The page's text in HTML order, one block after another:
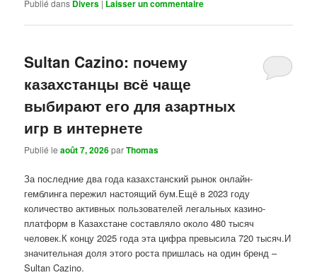
Publié dans Divers | Laisser un commentaire
Sultan Cazino: почему
казахстанцы всё чаще
выбирают его для азартных
игр в интернете
Publié leaoût 7, 2026parThomas
За последние два года казахстанский рынок онлайн-
гемблинга пережил настоящий бум.Ещё в 2023 году
количество активных пользователей легальных казино-
платформ в Казахстане составляло около 480 тысяч
человек.К концу 2025 года эта цифра превысила 720 тысяч.И
значительная доля этого роста пришлась на один бренд –
Sultan Cazino.